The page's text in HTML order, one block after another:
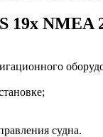
19x NMEA
судна.